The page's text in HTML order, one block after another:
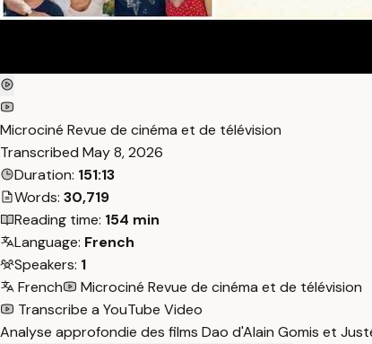
Microciné Revue de cinéma et de télévision
Transcribed May 8, 2026
Duration: 151:13
Words: 30,719
Reading time: 154 min
Language: French
Speakers: 1
French
Microciné Revue de cinéma et de télévision
Transcribe a YouTube Video
Analyse approfondie des films Dao d'Alain Gomis et